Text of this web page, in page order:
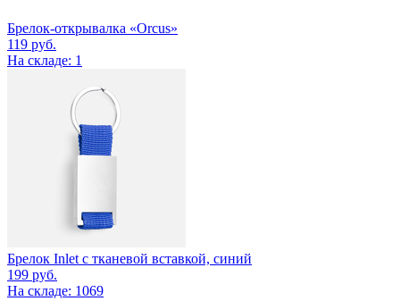
Брелок-открывалка «Orcus»
119 руб.
На складе: 1
Брелок Inlet с тканевой вставкой, синий
199 руб.
На складе: 1069